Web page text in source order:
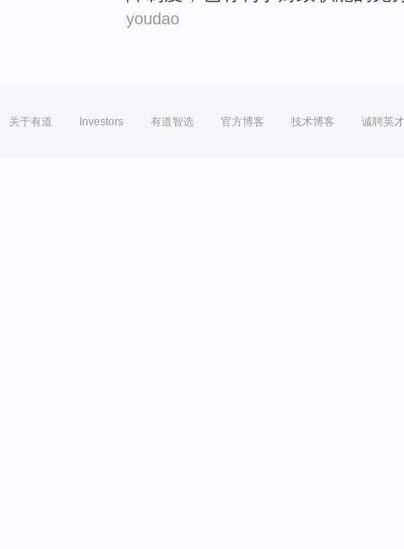
youdao
关于有道 Investors 有道智选 官方博客 技术博客 诚聘英才